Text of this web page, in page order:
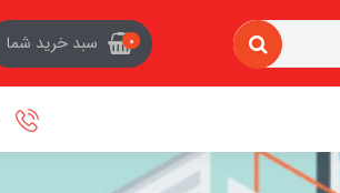
0 سبد خرید شما